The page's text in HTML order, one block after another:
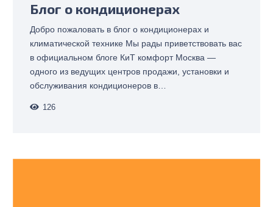
Блог о кондиционерах
Добро пожаловать в блог о кондиционерах и
климатической технике Мы рады приветствовать вас
в официальном блоге КиТ комфорт Москва —
одного из ведущих центров продажи, установки и
обслуживания кондиционеров в…
126